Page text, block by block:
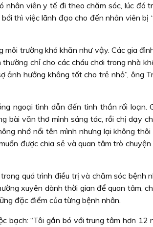
nhân viên y tế đi theo chăm sóc, lúc đó
thì việc lãnh đạo cho đến nhân viên bị
trường khó khăn như vậy. Các gia
chỉ cho các cháu chơi trong nhà
ảnh hưởng không tốt cho trẻ nhỏ”, ông
ngoại tình dẫn đến tinh thần rối loạn.
bài văn thơ mình sáng tác, rồi chị dạy
nhớ nổi tên mình nhưng lại không
được chia sẻ và quan tâm trò
quá trình điều trị và chăm sóc bệnh
xuyên dành thời gian để quan tâm,
đặc điểm của từng bệnh nhân.
bạch: “Tôi gắn bó với trung tâm hơn 12